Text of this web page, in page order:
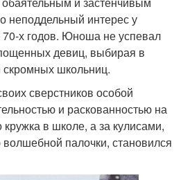
неподдельный интерес у
70-х годов. Юноша не успевал
девиц, выбирая в
школьниц.
сверстников особой
и раскованностью на
кружка в школе, а за кулисами,
палочки, становился